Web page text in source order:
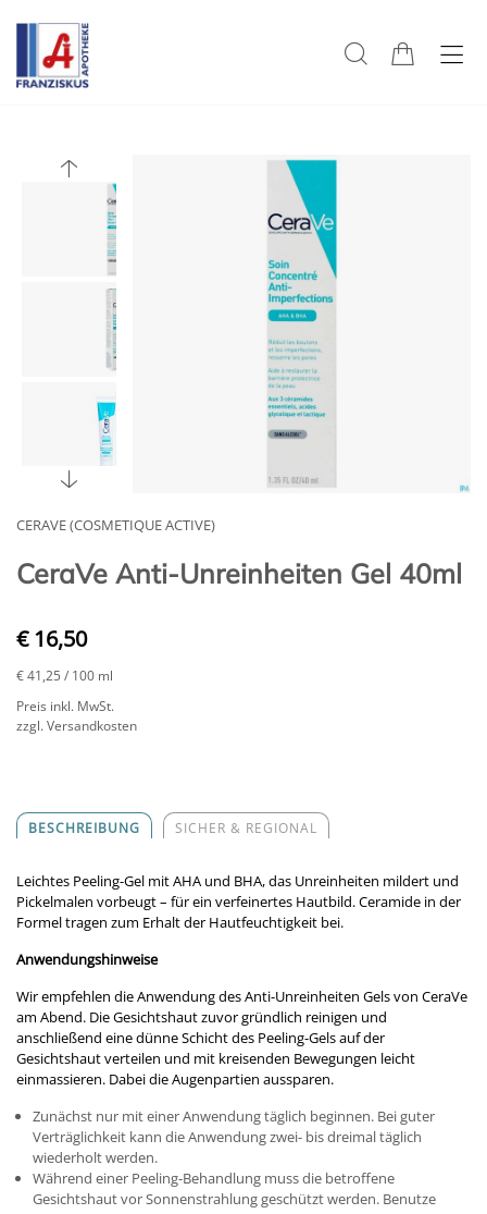
CERAVE (COSMETIQUE ACTIVE)
CeraVe Anti-Unreinheiten Gel 40ml
€ 16,50
€ 41,25 / 100 ml
Preis inkl. MwSt.
zzgl. Versandkosten
BESCHREIBUNG SICHER & REGIONAL
Leichtes Peeling-Gel mit AHA und BHA, das Unreinheiten mildert und
Pickelmalen vorbeugt – für ein verfeinertes Hautbild. Ceramide in der
Formel tragen zum Erhalt der Hautfeuchtigkeit bei.
Anwendungshinweise
Wir empfehlen die Anwendung des Anti-Unreinheiten Gels von CeraVe
am Abend. Die Gesichtshaut zuvor gründlich reinigen und
anschließend eine dünne Schicht des Peeling-Gels auf der
Gesichtshaut verteilen und mit kreisenden Bewegungen leicht
einmassieren. Dabei die Augenpartien aussparen.
Zunächst nur mit einer Anwendung täglich beginnen. Bei guter
Verträglichkeit kann die Anwendung zwei- bis dreimal täglich
wiederholt werden.
Während einer Peeling-Behandlung muss die betroffene
Gesichtshaut vor Sonnenstrahlung geschützt werden. Benutze